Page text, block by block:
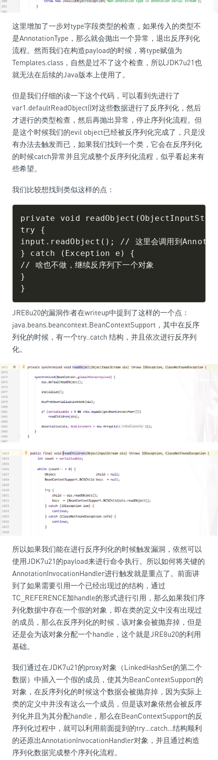
这里增加了一步对type字段类型的检查，如果传入的类型不
是AnnotationType，那么就会抛出一个异常，退出反序列化
流程。然而我们在构造payload的时候，将type赋值为
Templates.class，自然是过不了这个检查，所以JDK7u21也
就无法在后续的Java版本上使用了。
但是我们仔细的读一下这个代码，可以看到先进行了
var1.defaultReadObject()对这些数据进行了反序列化，然后
才进行的类型检查，然后再抛出异常，停止序列化流程。但
是这个时候我们的evil object已经被反序列化完成了，只是没
有办法去触发而已，如果我们找到一个类，它会在反序列化
的时候catch异常并且完成整个反序列化流程，似乎看起来有
些希望。
我们比较想找到类似这样的点：
private void
try {
input.readObject(); // 这里会调用到
} catch (Exception e) {
// 啥也不做，继续反序列下一个对象
}
JRE8u20的漏洞作者在writeup中提到了这样的一个点：
java.beans.beancontext.BeanContextSupport，其中在反序
列化的时候，有一个try..catch 结构，并且依次进行反序列
化。
所以如果我们能在进行反序列化的时候触发漏洞，依然可以
使用JDK7u21的payload来进行命令执行。所以如何将关键的
AnnotationInvocationHandler进行触发就是重点了。前面讲
到了如果需要引用一个已经出现过的结构，通过
TC_REFERENCE加handle的形式进行引用，那么如果我们序
列化数据中存在一个假的对象，即在类的定义中没有出现过
的成员，那么在反序列化的时候，该对象会被抛弃掉，但是
还是会为该对象分配一个handle，这个就是JRE8u20的利用
基础。
我们通过在JDK7u21的proxy对象（LinkedHashSet的第二个
数据）中插入一个假的成员，使其为BeanContextSupport的
对象，在反序列化的时候这个数据会被抛弃掉，因为实际上
类的定义中并没有这么一个成员，但是该对象依然会被反序
列化并且为其分配handle，那么在BeanContextSupport的反
序列化过程中，就可以利用前面提到的try…catch…结构顺利
的还原出AnnotationInvocationHandler对象，并且通过构造
序列化数据完成整个序列化流程。